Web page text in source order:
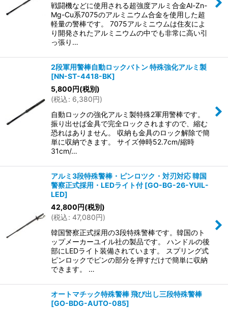
戦闘機などに使用される超強度アルミ合金Al-Zn-
Mg-Cu系7075のアルミニウム合金を使用した超
軽量の警棒です。 7075アルミニウムは住友によ
り開発されたアルミニウムの中でも非常に高い引
っ張り…
2段軍用警棒自動ロックバトン 特殊強化アルミ製
[NN-ST-4418-BK]
5,800円(税別)
(税込: 6,380円)
自動ロックの強化アルミ製特殊2軍用警棒です。
振り出せば金具で完全ロックされますので、縮む
恐れはありません。 収納も金具のロック解除で簡
単に収納できます。 サイズ伸時52.7cm/縮時
31cm/…
アルミ3段特殊警棒・ピンロツク・対刃対応 韓国
警察正式採用・LEDライト付 [GO-BG-26-YUIL-
LED]
42,800円(税別)
(税込: 47,080円)
韓国警察正式採用の3段特殊警棒です。韓国のト
ップメーカーユイル社の製品です。 ハンドルの後
部にLEDライト装備されています。 スプリング式
ピンロックでピンの部分を押すだけで簡単に収納
できます。 …
オートマチック特殊警棒 飛び出し三段特殊警棒
[GO-BDG-AUTO-085]